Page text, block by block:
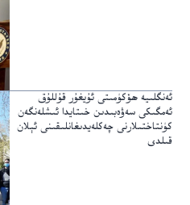
ئەنگلىيە ھۆكۈمىتى ئۇيغۇر قۇللۇق
ئەمگىكى سەۋەبىدىن خىتايدا ئىشلەنگەن
كۈنتاختىلارنى چەكلەيدىغانلىقىنى ئېلان
قىلدى